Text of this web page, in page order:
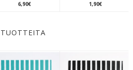
6,90€
1,90€